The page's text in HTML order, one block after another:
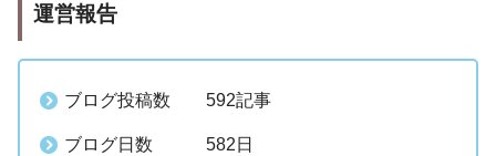
運営報告
ブログ投稿数 592記事
ブログ日数 582日